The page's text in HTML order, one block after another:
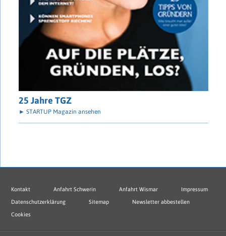
25 Jahre TGZ
► STARTUP Magazin ansehen
Kontakt Anfahrt Schwerin Anfahrt Wismar Impressum
Datenschutzerklärung Sitemap Newsletter abbestellen
Cookies